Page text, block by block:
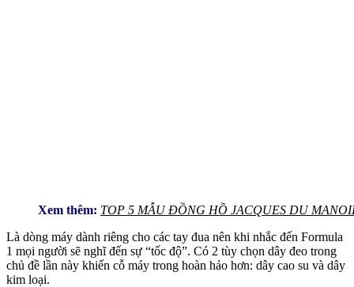
Xem thêm: TOP 5 MẪU ĐỒNG HỒ JACQUES DU
Là dòng máy dành riêng cho các tay đua nên khi nhắc đến Formula
1 mọi người sẽ nghĩ đến sự “tốc độ”. Có 2 tùy chọn dây đeo trong
chủ đề lần này khiến cỗ máy trong hoàn hảo hơn: dây cao su và dây
kim loại.